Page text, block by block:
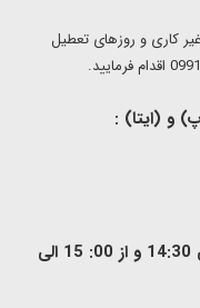
کاری و روزهای تعطیل
و (ایتا) :
ساعت کاری : شنبه تا چهارشنبه 9:30 الی 14:30 و از 00: 15 الی